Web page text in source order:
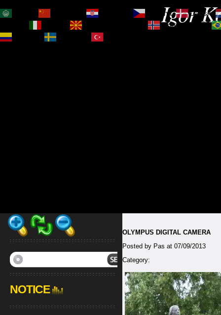
Igor
OLYMPUS DIGITAL CAMERA
Posted by Pas at 07/09/2013
Category:
NOTICE
Čeština‎
Dansk
Norsk bokmål